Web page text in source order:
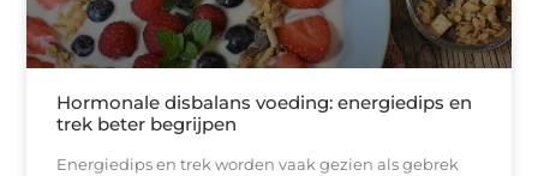
Hormonale disbalans voeding: energiedips en
trek beter begrijpen
Energiedips en trek worden vaak gezien als gebrek